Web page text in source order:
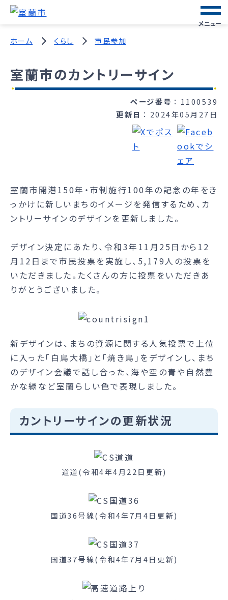
メニュー
ホーム くらし 市民参加
室蘭市のカントリーサイン
ページ番号
1100539
更新日
2024年05月27日
室蘭市開港150年・市制施行100年の記念の年をき
っかけに新しいまちのイメージを発信するため、カ
ントリーサインのデザインを更新しました。
デザイン決定にあたり、令和3年11月25日から12
月12日まで市民投票を実施し、5,179人の投票を
いただきました。たくさんの方に投票をいただきあ
りがとうございました。
新デザインは、まちの資源に関する人気投票で上位
に入った「白鳥大橋」と「焼き鳥」をデザインし、まち
のデザイン会議で話し合った、海や空の青や自然豊
かな緑など室蘭らしい色で表現しました。
カントリーサインの更新状況
道道(令和4年4月22日更新)
国道36号線(令和4年7月4日更新)
国道37号線(令和4年7月4日更新)